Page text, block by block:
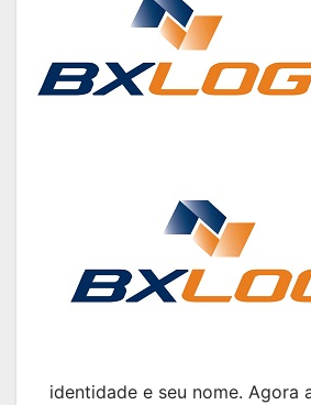
identidade e seu nome. Agora